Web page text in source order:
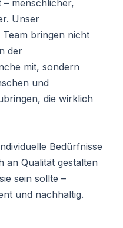
menschlicher,
Unser
bringen nicht
der
mit, sondern
und
die wirklich
Bedürfnisse
an Qualität gestalten
sein sollte –
und nachhaltig.